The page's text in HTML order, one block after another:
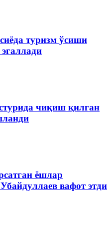
туризм ўсиши
чиқиш қилган
ёшлар
вафот этди